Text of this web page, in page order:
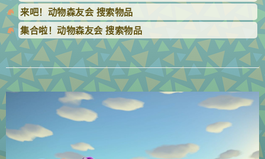
来吧！动物森友会 搜索物品
集合啦！动物森友会 搜索物品